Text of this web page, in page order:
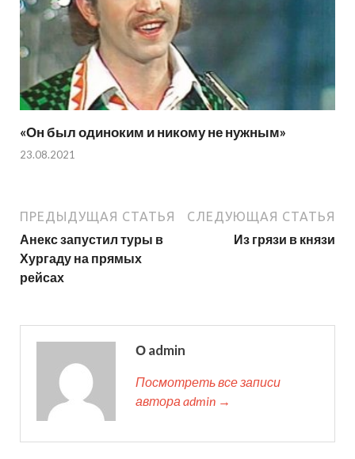
«Он был одиноким и никому не нужным»
23.08.2021
ПРЕДЫДУЩАЯ СТАТЬЯ
Анекс запустил туры в
Хургаду на прямых
рейсах
СЛЕДУЮЩАЯ СТАТЬЯ
Из грязи в князи
О admin
Посмотреть все записи
автора admin →